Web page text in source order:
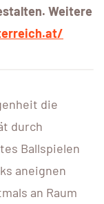
Weitere
die
durch
Ballspielen
aneignen
an Raum